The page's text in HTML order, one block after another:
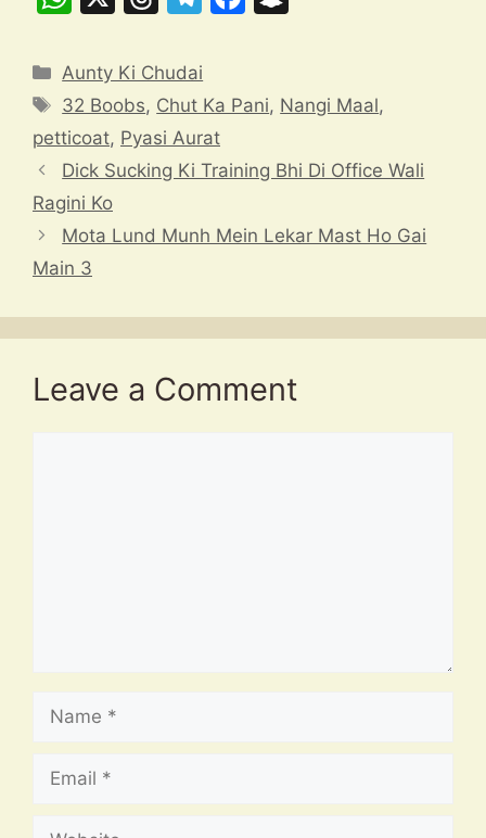
at
s
A
p
p
e
a
d
s
gr
a
m
e
o
k
p
h
Categories
Aunty Ki Chudai
Tags
32 Boobs, Chut Ka Pani, Nangi Maal,
petticoat, Pyasi Aurat
Dick Sucking Ki Training Bhi Di Office Wali
Ragini Ko
Mota Lund Munh Mein Lekar Mast Ho Gai
Main 3
Leave a Comment